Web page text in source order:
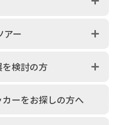
アー
検討の方
ーをお探しの方へ